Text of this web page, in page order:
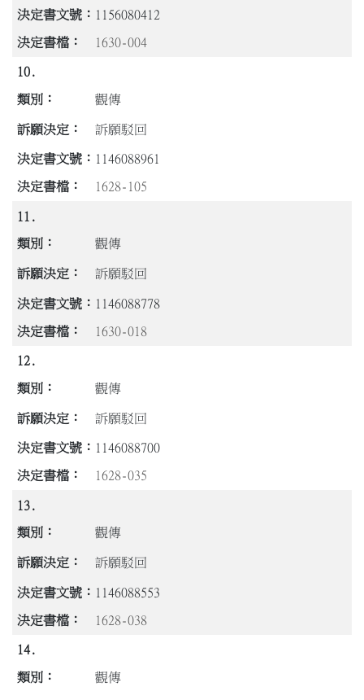
1156080412
1630-004
10.
觀傳
訴願駁回
1146088961
1628-105
11.
觀傳
訴願駁回
1146088778
1630-018
12.
觀傳
訴願駁回
1146088700
1628-035
13.
觀傳
訴願駁回
1146088553
1628-038
14.
觀傳